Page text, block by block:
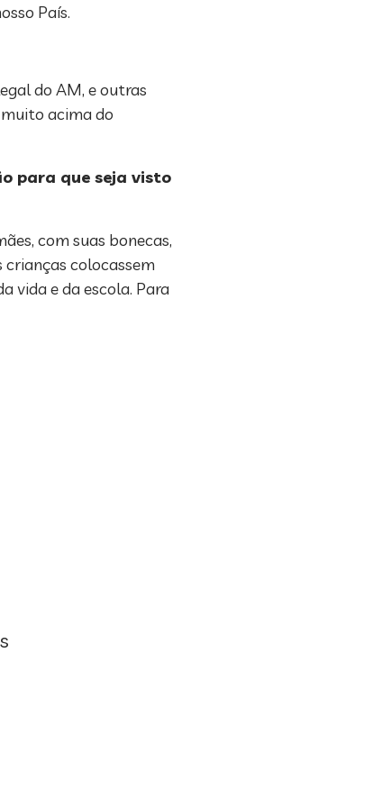
País.
do AM, e outras
acima do
para que seja visto
com suas bonecas,
crianças colocassem
vida e da escola. Para